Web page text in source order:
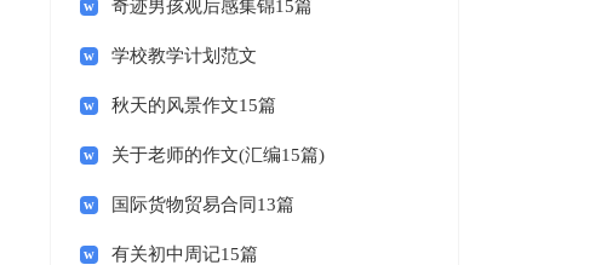
奇迹男孩观后感集锦15篇
学校教学计划范文
秋天的风景作文15篇
关于老师的作文(汇编15篇)
国际货物贸易合同13篇
有关初中周记15篇